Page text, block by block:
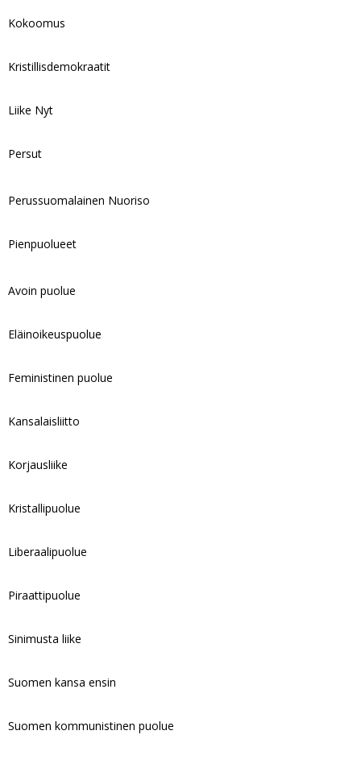
Kokoomus
Kristillisdemokraatit
Liike Nyt
Persut
Perussuomalainen Nuoriso
Pienpuolueet
Avoin puolue
Eläinoikeuspuolue
Feministinen puolue
Kansalaisliitto
Korjausliike
Kristallipuolue
Liberaalipuolue
Piraattipuolue
Sinimusta liike
Suomen kansa ensin
Suomen kommunistinen puolue